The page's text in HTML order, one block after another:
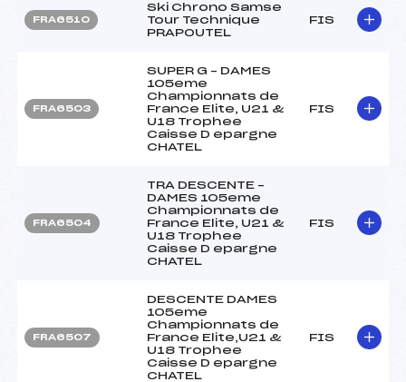
FRA6510
Ski Chrono Samse
Tour Technique
PRAPOUTEL
FIS
FRA6503
SUPER G – DAMES
105eme
Championnats de
France Elite, U21 &
U18 Trophee
Caisse D epargne
CHATEL
FIS
FRA6504
TRA DESCENTE –
DAMES 105eme
Championnats de
France Elite, U21 &
U18 Trophee
Caisse D epargne
CHATEL
FIS
FRA6507
DESCENTE DAMES
105eme
Championnats de
France Elite,U21 &
U18 Trophee
Caisse D epargne
CHATEL
FIS